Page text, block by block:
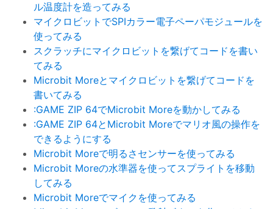
ル温度計を造ってみる
マイクロビットでSPIカラー電子ペーパモジュールを
使ってみる
スクラッチにマイクロビットを繋げてコードを書い
てみる
Microbit Moreとマイクロビットを繋げてコードを
書いてみる
:GAME ZIP 64でMicrobit Moreを動かしてみる
:GAME ZIP 64とMicrobit Moreでマリオ風の操作を
できるようにする
Microbit Moreで明るさセンサーを使ってみる
Microbit Moreの水準器を使ってスプライトを移動
してみる
Microbit Moreでマイクを使ってみる